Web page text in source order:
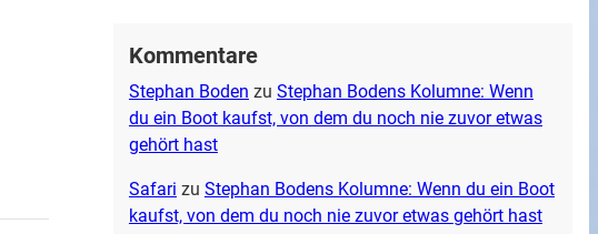
Kommentare
Stephan Boden zu Stephan Bodens Kolumne: Wenn
du ein Boot kaufst, von dem du noch nie zuvor etwas
gehört hast
Safari zu Stephan Bodens Kolumne: Wenn du ein Boot
kaufst, von dem du noch nie zuvor etwas gehört hast